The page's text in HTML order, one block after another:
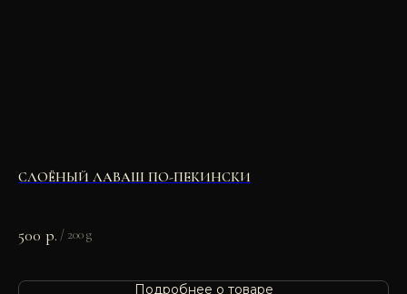
СЛОЁНЫЙ ЛАВАШ ПО-ПЕКИНСКИ
500 р. / 200 g
Подробнее о товаре